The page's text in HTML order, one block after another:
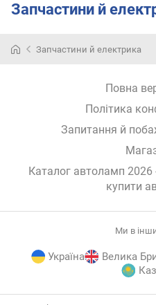
Запчастини й
Запчастини й електрика
Повна
Політика
Запитання й
Каталог автоламп 2026
купити
Ми в
Україна Велика